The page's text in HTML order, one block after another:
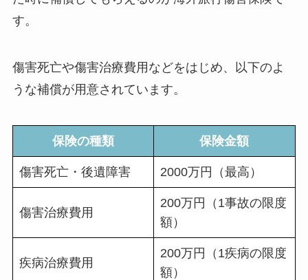
す。
傷害死亡や傷害治療費用などをはじめ、以下のよ
うな補償が用意されています。
保険の種類 保険金額
傷害死亡・後遺障害 2000万円（最高）
傷害治療費用
200万円（1事故の限度
額）
疾病治療費用
200万円（1疾病の限度
額）